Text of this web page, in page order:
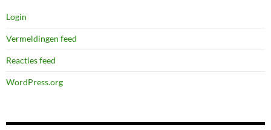
Login
Vermeldingen feed
Reacties feed
WordPress.org